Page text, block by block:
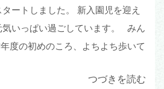
ートしました。 新入園児を迎え
気いっぱい過ごしています。 みん
度の初めのころ、よちよち歩いて
つづきを読む